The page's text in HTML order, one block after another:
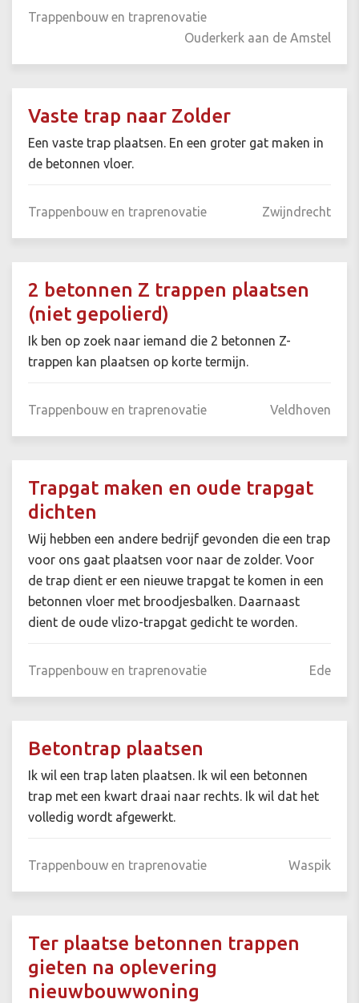
Trappenbouw en traprenovatie
Ouderkerk aan de Amstel
Vaste trap naar Zolder
Een vaste trap plaatsen. En een groter gat maken in
de betonnen vloer.
Trappenbouw en traprenovatie Zwijndrecht
2 betonnen Z trappen plaatsen
(niet gepolierd)
Ik ben op zoek naar iemand die 2 betonnen Z-
trappen kan plaatsen op korte termijn.
Trappenbouw en traprenovatie Veldhoven
Trapgat maken en oude trapgat
dichten
Wij hebben een andere bedrijf gevonden die een trap
voor ons gaat plaatsen voor naar de zolder. Voor
de trap dient er een nieuwe trapgat te komen in een
betonnen vloer met broodjesbalken. Daarnaast
dient de oude vlizo-trapgat gedicht te worden.
Trappenbouw en traprenovatie Ede
Betontrap plaatsen
Ik wil een trap laten plaatsen. Ik wil een betonnen
trap met een kwart draai naar rechts. Ik wil dat het
volledig wordt afgewerkt.
Trappenbouw en traprenovatie Waspik
Ter plaatse betonnen trappen
gieten na oplevering
nieuwbouwwoning